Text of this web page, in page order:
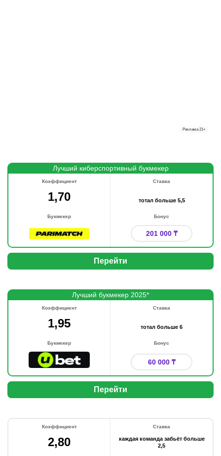
Реклама 21+
Лучший киберспортивный букмекер
Коэффициент
1,70
Ставка
тотал больше 5,5
Букмекер Бонус
201 000 ₸
Перейти
Лучший букмекер 2025*
Коэффициент
1,95
Ставка
тотал больше 6
Букмекер Бонус
60 000 ₸
Перейти
Коэффициент
2,80
Ставка
каждая команда забьёт больше
2,5